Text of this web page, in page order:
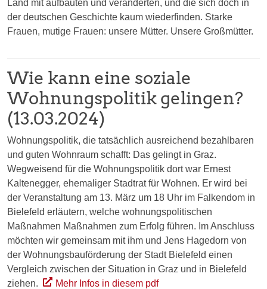
Land mit aufbauten und veränderten, und die sich doch in
der deutschen Geschichte kaum wiederfinden. Starke
Frauen, mutige Frauen: unsere Mütter. Unsere Großmütter.
Wie kann eine soziale
Wohnungspolitik gelingen?
(13.03.2024)
Wohnungspolitik, die tatsächlich ausreichend bezahlbaren
und guten Wohnraum schafft: Das gelingt in Graz.
Wegweisend für die Wohnungspolitik dort war Ernest
Kaltenegger, ehemaliger Stadtrat für Wohnen. Er wird bei
der Veranstaltung am 13. März um 18 Uhr im Falkendom in
Bielefeld erläutern, welche wohnungspolitischen
Maßnahmen Maßnahmen zum Erfolg führen. Im Anschluss
möchten wir gemeinsam mit ihm und Jens Hagedorn von
der Wohnungsbauförderung der Stadt Bielefeld einen
Vergleich zwischen der Situation in Graz und in Bielefeld
ziehen.
Mehr Infos in diesem pdf